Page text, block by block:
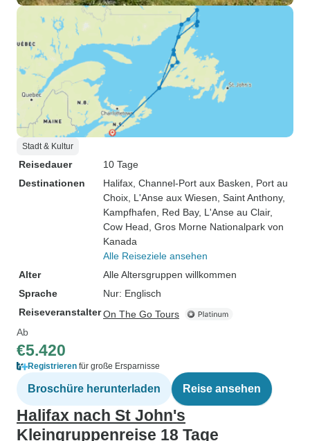
Stadt & Kultur
Reisedauer
10 Tage
Destinationen
Halifax , Channel-Port aux Basken , Port au
Choix , L'Anse aux Wiesen , Saint Anthony,
Kampfhafen , Red Bay, L'Anse au Clair,
Cow Head , Gros Morne Nationalpark von
Kanada
Alle Reiseziele ansehen
Alter
Alle Altersgruppen willkommen
Sprache
Nur: Englisch
ReiseveranstalterOn The Go Tours
Ab
€5.420
Registrieren für große Ersparnisse
Broschüre herunterladen Reise ansehen
Halifax nach St John's
Kleingruppenreise 18 Tage